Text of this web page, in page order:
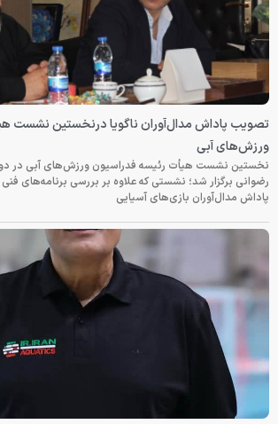
تصویب پاداش مدال‌آوران ناگویا درنخستین نشست
ورزش‌های آبی
نخستین نشست هیأت رئیسه فدراسیون ورزش‌های آبی در
رضوانی برگزار شد؛ نشستی که علاوه بر بررسی برنامه‌های فنی
پاداش مدال‌آوران بازی‌های آسیایی